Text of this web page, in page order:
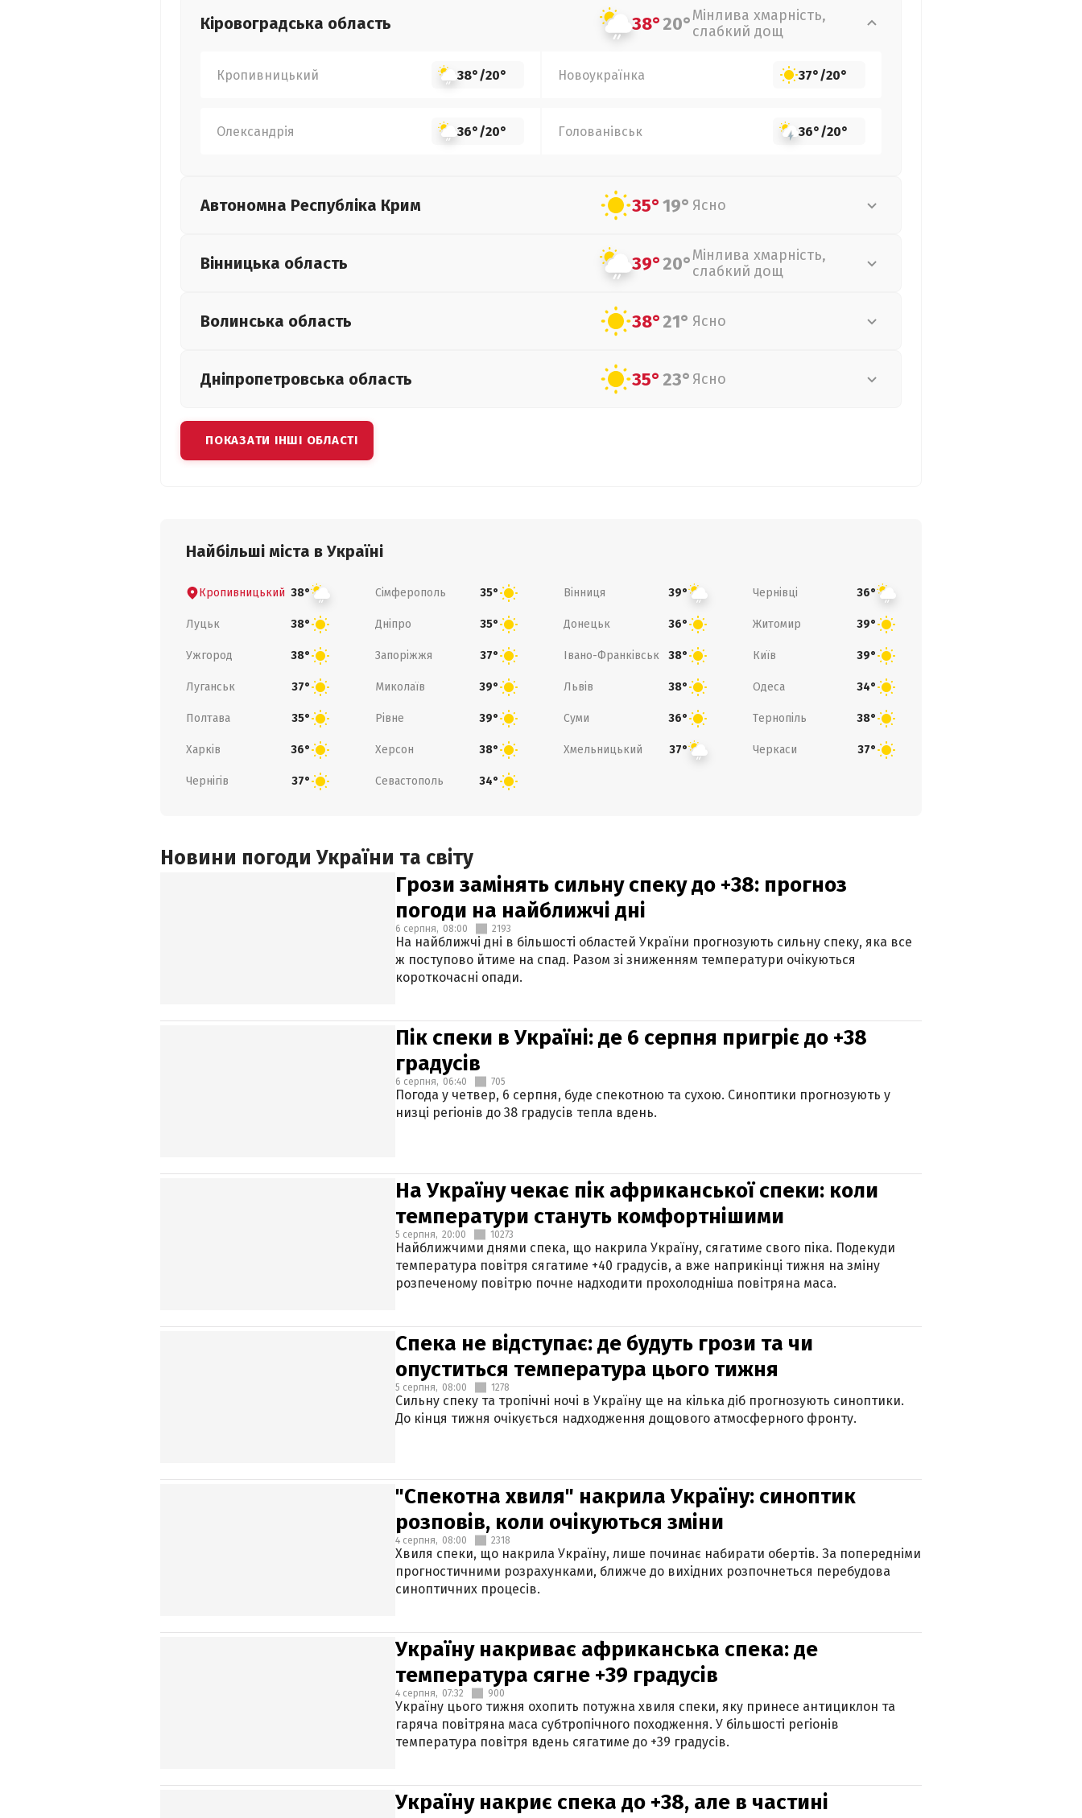
Кіровоградська область 38°20°Мінлива хмарність,
слабкий дощ
Кропивницький 38°/20° Новоукраїнка 37°/20°
Олександрія 36°/20° Голованівськ 36°/20°
Автономна Республіка Крим 35°19° Ясно
Вінницька область 39°20°Мінлива хмарність,
слабкий дощ
Волинська область 38°21° Ясно
Дніпропетровська область 35°23° Ясно
ПОКАЗАТИ ІНШІ ОБЛАСТІ
Найбільші міста в Україні
Кропивницький 38° Сімферополь 35° Вінниця 39° Чернівці 36°
Луцьк 38° Дніпро 35° Донецьк 36° Житомир 39°
Ужгород 38° Запоріжжя 37° Івано-Франківськ 38° Київ 39°
Луганськ 37° Миколаїв 39° Львів 38° Одеса 34°
Полтава 35° Рівне 39° Суми 36° Тернопіль 38°
Харків 36° Херсон 38° Хмельницький 37° Черкаси 37°
Чернігів 37° Севастополь 34°
Новини погоди України та світу
Грози замінять сильну спеку до +38: прогноз
погоди на найближчі дні
6 серпня, 08:00 2193
На найближчі дні в більшості областей України прогнозують сильну спеку, яка все
ж поступово йтиме на спад. Разом зі зниженням температури очікуються
короткочасні опади.
Пік спеки в Україні: де 6 серпня пригріє до +38
градусів
6 серпня, 06:40 705
Погода у четвер, 6 серпня, буде спекотною та сухою. Синоптики прогнозують у
низці регіонів до 38 градусів тепла вдень.
На Україну чекає пік африканської спеки: коли
температури стануть комфортнішими
5 серпня, 20:00 10273
Найближчими днями спека, що накрила Україну, сягатиме свого піка. Подекуди
температура повітря сягатиме +40 градусів, а вже наприкінці тижня на зміну
розпеченому повітрю почне надходити прохолодніша повітряна маса.
Спека не відступає: де будуть грози та чи
опуститься температура цього тижня
5 серпня, 08:00 1278
Сильну спеку та тропічні ночі в Україну ще на кілька діб прогнозують синоптики.
До кінця тижня очікується надходження дощового атмосферного фронту.
"Спекотна хвиля" накрила Україну: синоптик
розповів, коли очікуються зміни
4 серпня, 08:00 2318
Хвиля спеки, що накрила Україну, лише починає набирати обертів. За попередніми
прогностичними розрахунками, ближче до вихідних розпочнеться перебудова
синоптичних процесів.
Україну накриває африканська спека: де
температура сягне +39 градусів
4 серпня, 07:32 900
Україну цього тижня охопить потужна хвиля спеки, яку принесе антициклон та
гаряча повітряна маса субтропічного походження. У більшості регіонів
температура повітря вдень сягатиме до +39 градусів.
Україну накриє спека до +38, але в частині